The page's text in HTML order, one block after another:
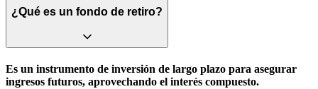
¿Qué es un fondo de retiro?
Es un instrumento de inversión de largo plazo para asegurar
ingresos futuros, aprovechando el interés compuesto.